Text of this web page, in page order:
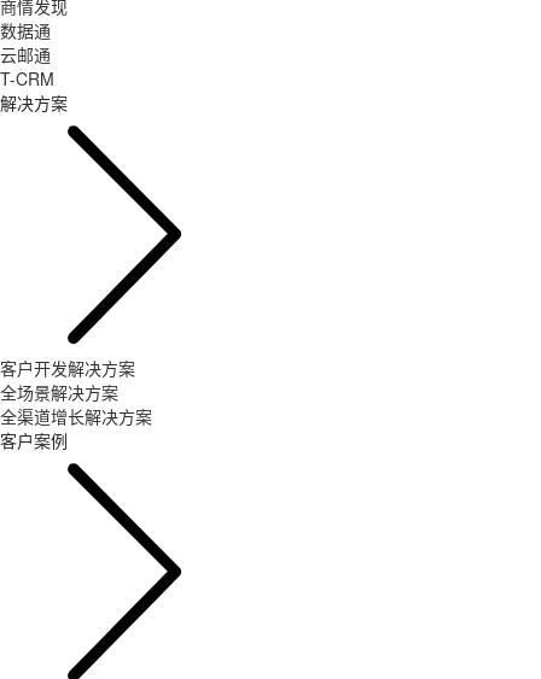
商情发现
数据通
云邮通
T-CRM
解决方案
客户开发解决方案
全场景解决方案
全渠道增长解决方案
客户案例